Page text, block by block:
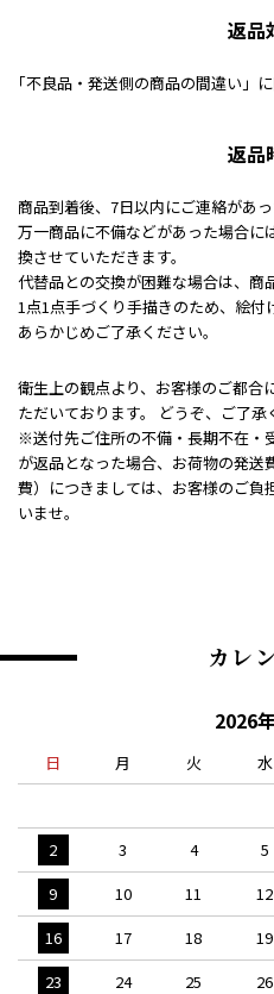
返品
｢不良品・発送側の商品の間違い」
返品
商品到着後、7日以内にご連絡があ
万一商品に不備などがあった場合に
換させていただきます。
代替品との交換が困難な場合は、商
1点1点手づくり手描きのため、絵付
あらかじめご了承ください。
衛生上の観点より、お客様のご都合
ただいております。 どうぞ、ご了承
※送付先ご住所の不備・長期不在・
が返品となった場合、お荷物の発
費）につきましては、お客様のご負
いませ。
カレ
2026
日 月 火 水
2
3 4 5
9
10 11 12
16
17 18 19
23
24 25 26